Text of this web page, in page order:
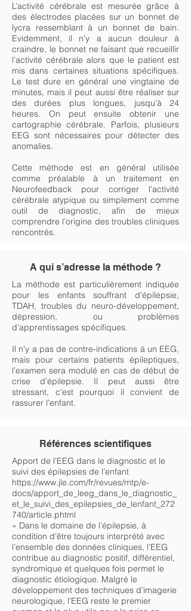
L’activité cérébrale est mesurée grâce à
des électrodes placées sur un bonnet de
lycra ressemblant à un bonnet de bain.
Evidemment, il n’y a aucun douleur à
craindre, le bonnet ne faisant que recueillir
l’activité cérébrale alors que le patient est
mis dans certaines situations spécifiques.
Le test dure en général une vingtaine de
minutes, mais il peut aussi être réaliser sur
des durées plus longues, jusqu’à 24
heures. On peut ensuite obtenir une
cartographie cérébrale. Parfois, plusieurs
EEG sont nécessaires pour détecter des
anomalies.
Cette méthode est en général utilisée
comme préalable à un traitement en
Neurofeedback pour corriger l’activité
cérébrale atypique ou simplement comme
outil de diagnostic, afin de mieux
comprendre l’origine des troubles cliniques
rencontrés.
A qui s’adresse la méthode ?
La méthode est particulièrement indiquée
pour les enfants souffrant d’épilepsie,
TDAH, troubles du neuro-développement,
dépression, ou problèmes
d’apprentissages spécifiques.
Il n’y a pas de contre-indications à un EEG,
mais pour certains patients épileptiques,
l’examen sera modulé en cas de début de
crise d’épilepsie. Il peut aussi être
stressant, c’est pourquoi il convient de
rassurer l’enfant.
Références scientifiques
Apport de l’EEG dans le diagnostic et le
suivi des épilepsies de l’enfant
https://www.jle.com/fr/revues/mtp/e-
docs/apport_de_leeg_dans_le_diagnostic_
et_le_suivi_des_epilepsies_de_lenfant_272
740/article.phtml
« Dans le domaine de l’épilepsie, à
condition d’être toujours interprété avec
l’ensemble des données cliniques, l’EEG
contribue au diagnostic positif, différentiel,
syndromique et quelques fois permet le
diagnostic étiologique. Malgré le
développement des techniques d’imagerie
neurologique, l’EEG reste le premier